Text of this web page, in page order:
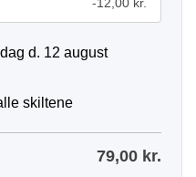
d. 12 august
skiltene
79,00 kr.